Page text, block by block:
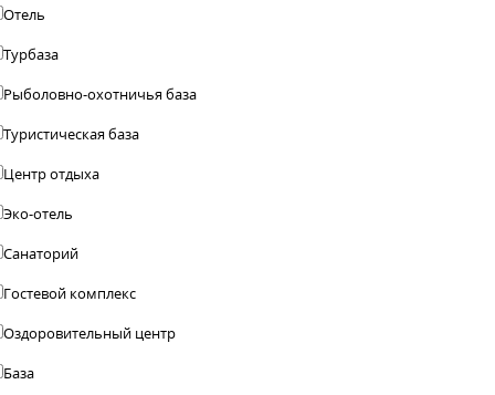
Отель
Турбаза
Рыболовно-охотничья база
Туристическая база
Центр отдыха
Эко-отель
Санаторий
Гостевой комплекс
Оздоровительный центр
База